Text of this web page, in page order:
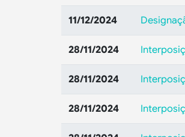
11/12/2024
28/11/2024
28/11/2024
28/11/2024